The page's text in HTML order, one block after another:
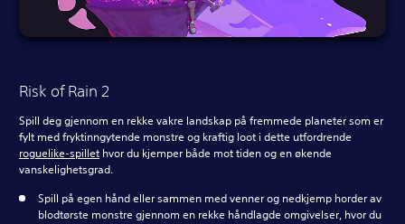
Risk of Rain 2
Spill deg gjennom en rekke vakre landskap på fremmede planeter som er
fylt med fryktinngytende monstre og kraftig loot i dette utfordrende
roguelike-spillet hvor du kjemper både mot tiden og en økende
vanskelighetsgrad.
Spill på egen hånd eller sammen med venner og nedkjemp horder av
blodtørste monstre gjennom en rekke håndlagde omgivelser, hvor du